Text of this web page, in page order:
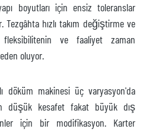
boyutları için ensiz toleranslar
Tezgâhta hızlı takım değiştirme ve
ve faaliyet zaman
oluyor.
döküm makinesi üç varyasyon'da
düşük kesafet fakat büyük dış
için bir modifikasyon. Karter